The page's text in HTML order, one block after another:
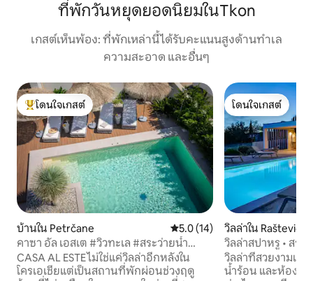
ที่พักวันหยุดยอดนิยมในTkon
เกสต์เห็นพ้อง: ที่พักเหล่านี้ได้รับคะแนนสูงด้านทำเล
ความสะอาด และอื่นๆ
โดนใจเกสต์ที่สุด
โดนใจเกสต์
บ้านใน Petrčane คะแนนเฉลี่ย 5.0 จาก 5, 14 รีวิว
5.0 (14)
คาซา อัล เอสเต #วิวทะเล #สระว่ายน้ำ
#ซาวน่า #ฟิตเนส #โยคะ
CASA AL ESTE ไม่ใช่แค่วิลล่าอีกหลังใน
โครเอเชียแต่เป็นสถานที่พักผ่อนช่วงฤดู
โดนใจเกสต์
โดนใจเกสต์
วิลล่าใน Raštević
วิลล่าสปาหรู • สร
ซาวน่า
วิลล่าที่สวยงามแห่
น้ำร้อน และห้องซ